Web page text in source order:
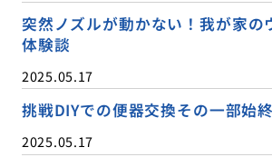
突然ノズルが動かない！我が家の
体験談
2025.05.17
挑戦DIYでの便器交換その一部始終
2025.05.17